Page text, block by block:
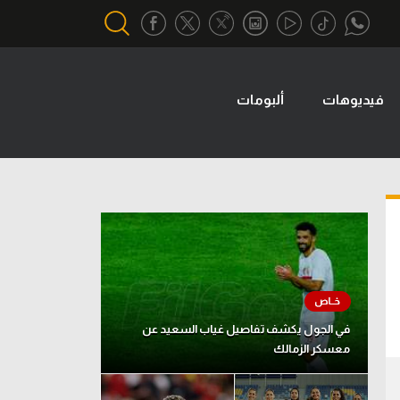
تحقيق في الجول
تقرير في الجول
تحليل في الجول
حكايات في الجول
كويز في الجول
فيديو في الجول
فيديوهات ألبومات
في الجول يكشف تفاصيل غياب السعيد عن
معسكر الزمالك